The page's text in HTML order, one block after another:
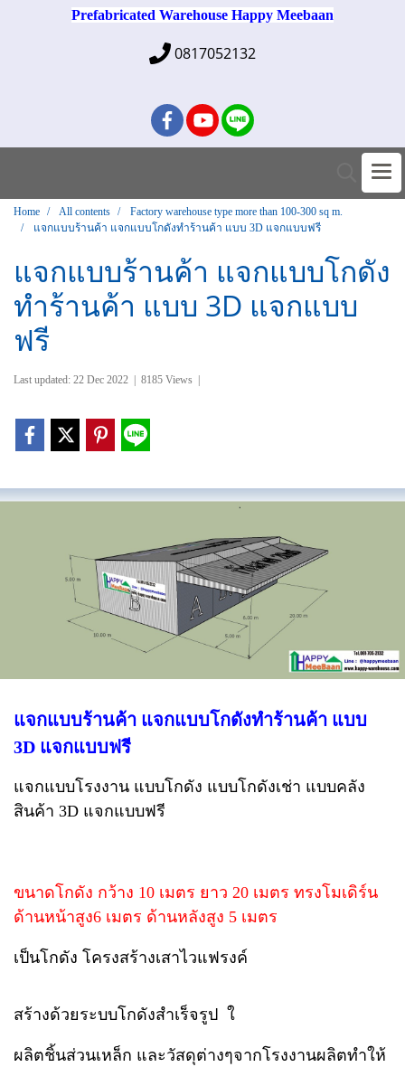
Prefabricated Warehouse Happy Meebaan
0817052132
Home All contents
Factory warehouse type more than 100-300 sq m.
แจกแบบร้านค้า แจกแบบโกดังทำร้านค้า แบบ 3D แจกแบบฟรี
แจกแบบร้านค้า แจกแบบโกดัง
ทำร้านค้า แบบ 3D แจกแบบ
ฟรี
Last updated: 22 Dec 2022 8185 Views
แจกแบบร้านค้า แจกแบบโกดังทำร้านค้า แบบ
3D แจกแบบฟรี
แจกแบบโรงงาน แบบโกดัง แบบโกดังเช่า แบบคลัง
สินค้า 3D แจกแบบฟรี
ขนาดโกดัง กว้าง 10 เมตร ยาว 20 เมตร ทรงโมเดิร์น
ด้านหน้าสูง6 เมตร ด้านหลังสูง 5 เมตร
เป็นโกดัง โครงสร้างเสาไวแฟรงค์
สร้างด้วยระบบโกดังสำเร็จรูป ใ
ผลิตชิ้นส่วนเหล็ก และวัสดุต่างๆจากโรงงานผลิตทำให้